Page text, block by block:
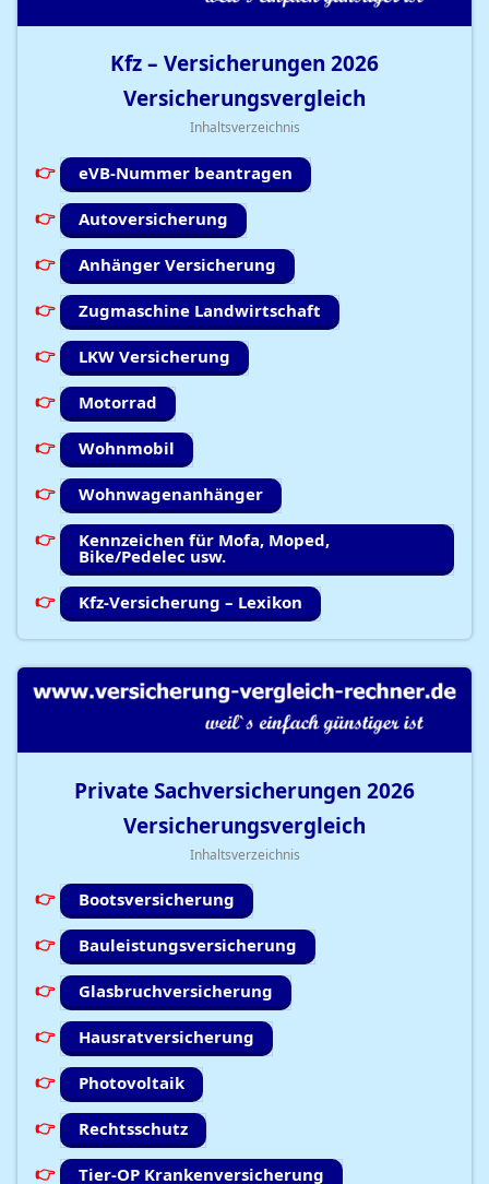
Kfz – Versicherungen 2026
Versicherungsvergleich
Inhaltsverzeichnis
eVB-Nummer beantragen
Autoversicherung
Anhänger Versicherung
Zugmaschine Landwirtschaft
LKW Versicherung
Motorrad
Wohnmobil
Wohnwagenanhänger
Kennzeichen für Mofa, Moped,
Bike/Pedelec usw.
Kfz-Versicherung – Lexikon
Private Sachversicherungen 2026
Versicherungsvergleich
Inhaltsverzeichnis
Bootsversicherung
Bauleistungsversicherung
Glasbruchversicherung
Hausratversicherung
Photovoltaik
Rechtsschutz
Tier-OP Krankenversicherung